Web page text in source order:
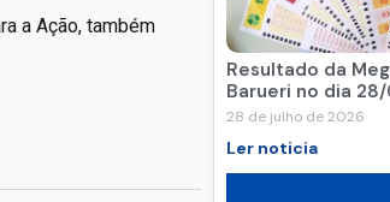
a Ação, também
Resultado da
Barueri no dia
28 de julho de 2026
Ler noticia